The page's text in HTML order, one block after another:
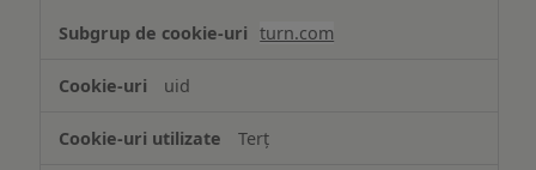
turn.com
uid
Terț